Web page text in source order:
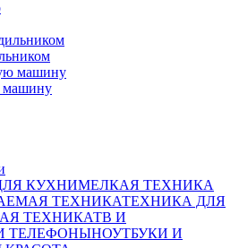
машину
КУХНИМЕЛКАЯ ТЕХНИКА
ТЕХНИКАТЕХНИКА ДЛЯ
ТЕХНИКАТВ И
ТЕЛЕФОНЫНОУТБУКИ И